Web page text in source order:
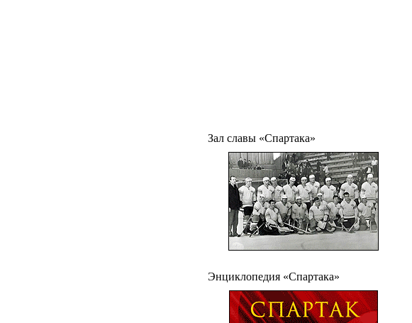
Зал славы «Спартака»
Энциклопедия «Спартака»